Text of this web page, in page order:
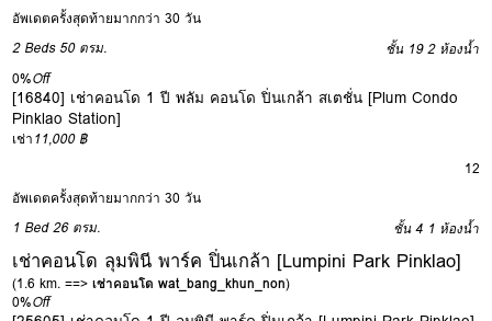
อัพเดตครั้งสุดท้ายมากกว่า 30 วัน
2 Beds 50 ตรม. ชั้น 19 2 ห้องน้ำ
0%Off
[16840] เช่าคอนโด 1 ปี พลัม คอนโด ปิ่นเกล้า สเตชั่น [Plum Condo
Pinklao Station]
เช่า11,000 ฿
12
อัพเดตครั้งสุดท้ายมากกว่า 30 วัน
1 Bed 26 ตรม. ชั้น 4 1 ห้องน้ำ
เช่าคอนโด ลุมพินี พาร์ค ปิ่นเกล้า [Lumpini Park Pinklao]
(1.6 km. ==>เช่าคอนโด wat_bang_khun_non)
0%Off